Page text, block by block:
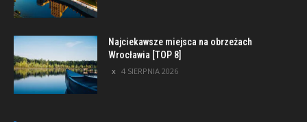
Najciekawsze miejsca na obrzeżach
Wrocławia [TOP 8]
4 SIERPNIA 2026